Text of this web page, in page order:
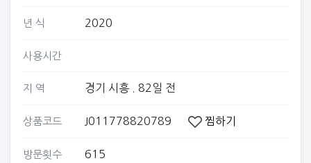
년 식 2020
사용시간
지 역 경기 시흥 . 82일 전
상품코드 J011778820789 찜하기
방문횟수 615